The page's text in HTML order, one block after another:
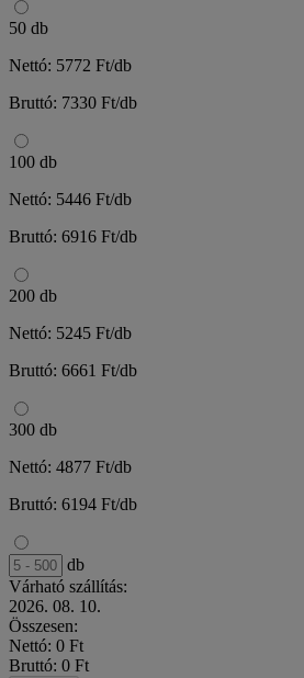
50 db
Nettó: 5772 Ft/db
Bruttó: 7330 Ft/db
100 db
Nettó: 5446 Ft/db
Bruttó: 6916 Ft/db
200 db
Nettó: 5245 Ft/db
Bruttó: 6661 Ft/db
300 db
Nettó: 4877 Ft/db
Bruttó: 6194 Ft/db
db
Várható szállítás:
2026. 08. 10.
Összesen:
Nettó: 0 Ft
Bruttó: 0 Ft